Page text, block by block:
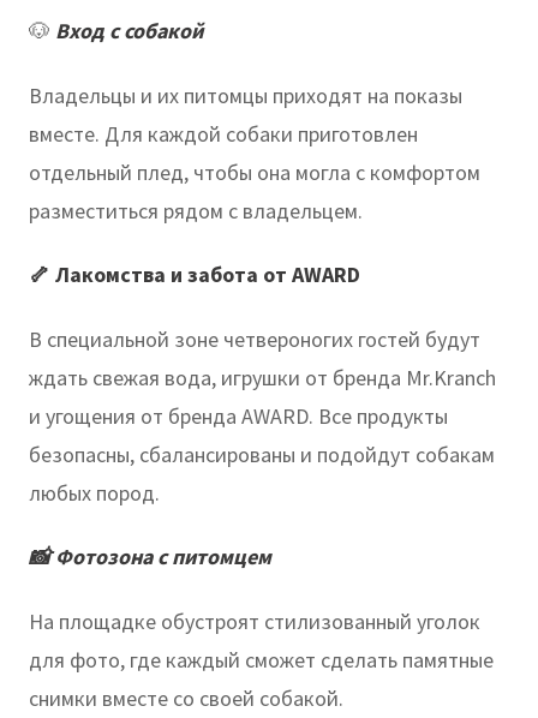
🐶 Вход с собакой
Владельцы и их питомцы приходят на показы
вместе. Для каждой собаки приготовлен
отдельный плед, чтобы она могла с комфортом
разместиться рядом с владельцем.
🦴 Лакомства и забота от AWARD
В специальной зоне четвероногих гостей будут
ждать свежая вода, игрушки от бренда Mr.Kranch
и угощения от бренда AWARD. Все продукты
безопасны, сбалансированы и подойдут собакам
любых пород.
📸 Фотозона с питомцем
На площадке обустроят стилизованный уголок
для фото, где каждый сможет сделать памятные
снимки вместе со своей собакой.